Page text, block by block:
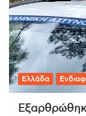
Ελλάδα